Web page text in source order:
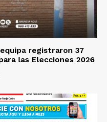
registraron 37
las Elecciones 2026